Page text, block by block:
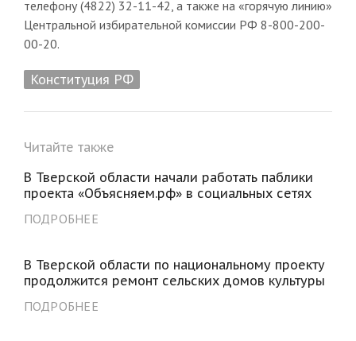
телефону (4822) 32-11-42, а также на «горячую линию»
Центральной избирательной комиссии РФ 8-800-200-
00-20.
Конституция РФ
Читайте также
В Тверской области начали работать паблики
проекта «Объясняем.рф» в социальных сетях
ПОДРОБНЕЕ
В Тверской области по национальному проекту
продолжится ремонт сельских домов культуры
ПОДРОБНЕЕ